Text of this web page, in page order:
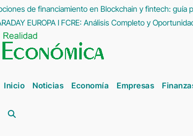
de financiamiento en Blockchain y fintech: guía
EUROPA I FCRE: Análisis Completo y
Inicio Noticias Economía Empresas